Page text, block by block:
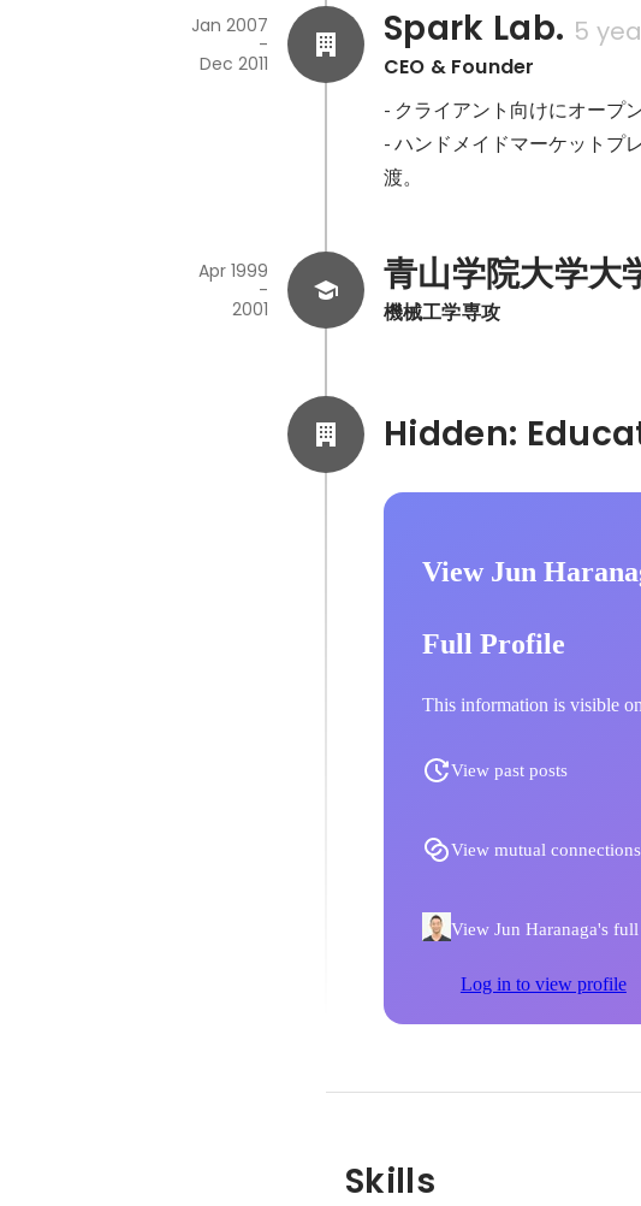
Spark Lab. 5
CEO & Founder
Jan 2007
-
Dec 2011
- クライアント向けにオープ
- ハンドメイドマーケットプ
渡。
青山学院大学大
機械工学専攻
Apr 1999
-
2001
View Jun
Full Profile
This information is visible
View past posts
View mutual connections
View Jun Haranaga's
Log in to view profile
Skills